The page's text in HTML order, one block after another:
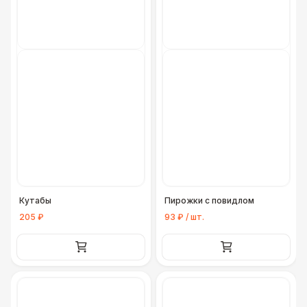
Кутабы
205 ₽
Пирожки с повидлом
93 ₽ / шт.